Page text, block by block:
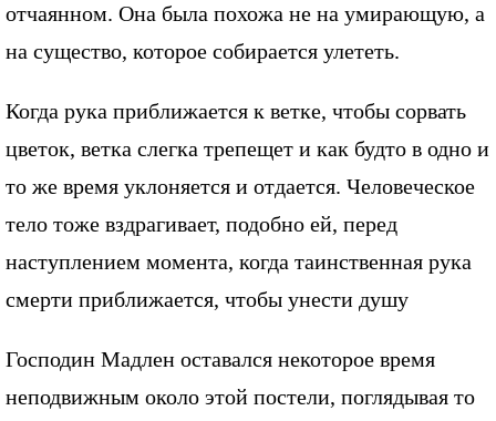
отчаянном. Она была похожа не на умирающую, а
на существо, которое собирается улететь.
Когда рука приближается к ветке, чтобы сорвать
цветок, ветка слегка трепещет и как будто в одно и
то же время уклоняется и отдается. Человеческое
тело тоже вздрагивает, подобно ей, перед
наступлением момента, когда таинственная рука
смерти приближается, чтобы унести душу
Господин Мадлен оставался некоторое время
неподвижным около этой постели, поглядывая то